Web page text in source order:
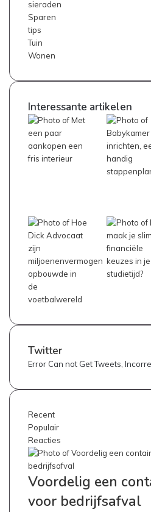
sieraden
Sparen
tips
Tuin
Wonen
Interessante artikelen
Twitter
Error Can not Get Tweets,
Recent
Populair
Reacties
Voordelig een
voor bedrijfsafval